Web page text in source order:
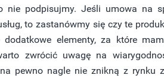
nie podpisujmy. Jeśli umowa na
to zastanówmy się czy te
dodatkowe elementy, za które
zwrócić uwagę na
pewno nagle nie znikną z